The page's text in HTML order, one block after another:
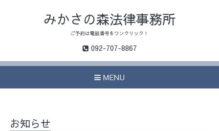
みかさの森法律事務所
ご予約は電話番号をワンクリック！
092-707-8867
MENU
お知らせ